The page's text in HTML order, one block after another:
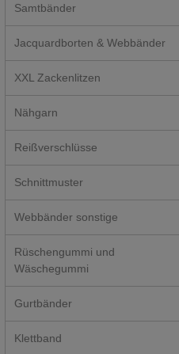
Samtbänder
Jacquardborten & Webbänder
XXL Zackenlitzen
Nähgarn
Reißverschlüsse
Schnittmuster
Webbänder sonstige
Rüschengummi und
Wäschegummi
Gurtbänder
Klettband